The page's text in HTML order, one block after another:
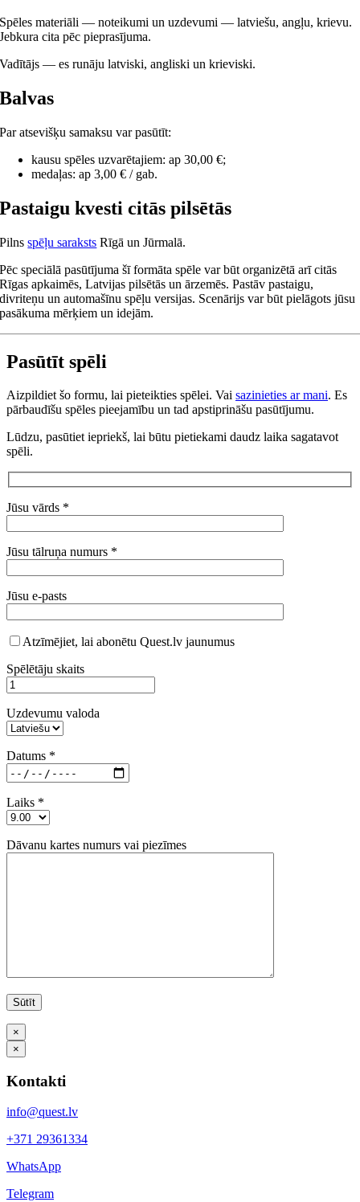
Spēles materiāli — noteikumi un uzdevumi — latviešu, angļu, krievu.
Jebkura cita pēc pieprasījuma.
Vadītājs — es runāju latviski, angliski un krieviski.
Balvas
Par atsevišķu samaksu var pasūtīt:
kausu spēles uzvarētajiem: ap 30,00 €;
medaļas: ap 3,00 € / gab.
Pastaigu kvesti citās pilsētās
Pilnsspēļu saraksts Rīgā un Jūrmalā.
Pēc speciālā pasūtījuma šī formāta spēle var būt organizētā arī citās
Rīgas apkaimēs, Latvijas pilsētās un ārzemēs. Pastāv pastaigu,
divriteņu un automašīnu spēļu versijas. Scenārijs var būt pielāgots jūsu
pasākuma mērķiem un idejām.
Pasūtīt spēli
Aizpildiet šo formu, lai pieteikties spēlei. Vai sazinieties ar mani. Es
pārbaudīšu spēles pieejamību un tad apstiprināšu pasūtījumu.
Lūdzu, pasūtiet iepriekš, lai būtu pietiekami daudz laika sagatavot
spēli.
Jūsu vārds *
Jūsu tālruņa numurs *
Jūsu e-pasts
Atzīmējiet, lai abonētu Quest.lv jaunumus
Spēlētāju skaits
Uzdevumu valoda
Datums *
Laiks *
Dāvanu kartes numurs vai piezīmes
×
×
Kontakti
info@quest.lv
+371 29361334
WhatsApp
Telegram